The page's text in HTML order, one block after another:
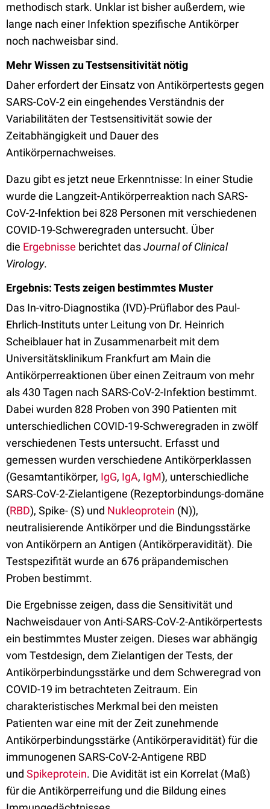
methodisch stark. Unklar ist bisher außerdem, wie
lange nach einer Infektion spezifische Antikörper
noch nachweisbar sind.
Mehr Wissen zu Testsensitivität nötig
Daher erfordert der Einsatz von Antikörpertests gegen
SARS-CoV-2 ein eingehendes Verständnis der
Variabilitäten der Testsensitivität sowie der
Zeitabhängigkeit und Dauer des
Antikörpernachweises.
Dazu gibt es jetzt neue Erkenntnisse: In einer Studie
wurde die Langzeit-Antikörperreaktion nach SARS-
CoV-2-Infektion bei 828 Personen mit verschiedenen
COVID-19-Schweregraden untersucht. Über
die Ergebnisse berichtet dasJournal of Clinical
Virology.
Ergebnis: Tests zeigen bestimmtes Muster
Das In-vitro-Diagnostika (IVD)-Prüflabor des Paul-
Ehrlich-Instituts unter Leitung von Dr. Heinrich
Scheiblauer hat in Zusammenarbeit mit dem
Universitätsklinikum Frankfurt am Main die
Antikörperreaktionen über einen Zeitraum von mehr
als 430 Tagen nach SARS-CoV-2-Infektion bestimmt.
Dabei wurden 828 Proben von 390 Patienten mit
unterschiedlichen COVID-19-Schweregraden in zwölf
verschiedenen Tests untersucht. Erfasst und
gemessen wurden verschiedene Antikörperklassen
(Gesamtantikörper, IgG, IgA, IgM), unterschiedliche
SARS-CoV-2-Zielantigene (Rezeptorbindungs-domäne
(RBD), Spike- (S) und Nukleoprotein (N)),
neutralisierende Antikörper und die Bindungsstärke
von Antikörpern an Antigen (Antikörperavidität). Die
Testspezifität wurde an 676 präpandemischen
Proben bestimmt.
Die Ergebnisse zeigen, dass die Sensitivität und
Nachweisdauer von Anti-SARS-CoV-2-Antikörpertests
ein bestimmtes Muster zeigen. Dieses war abhängig
vom Testdesign, dem Zielantigen der Tests, der
Antikörperbindungsstärke und dem Schweregrad von
COVID-19 im betrachteten Zeitraum. Ein
charakteristisches Merkmal bei den meisten
Patienten war eine mit der Zeit zunehmende
Antikörperbindungsstärke (Antikörperavidität) für die
immunogenen SARS-CoV-2-Antigene RBD
und Spikeprotein. Die Avidität ist ein Korrelat (Maß)
für die Antikörperreifung und die Bildung eines